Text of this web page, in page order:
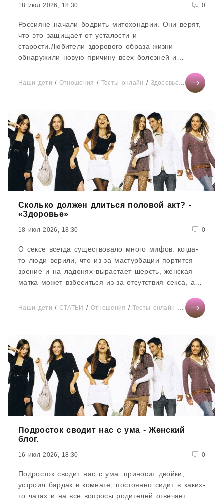
18 июл 2026, 18:30 0
Россияне начали бодрить митохондрии. Они верят,
что это защищает от усталости и
старости.Любители здорового образа жизни
обнаружили новую причину всех болезней и
Уставшие...
Наши дети / Отношения / Тесты онлайн / Здоровье/Мода/
Сколько должен длиться половой акт? -
«Здоровье»
18 июл 2026, 18:30 0
О сексе всегда существовало много мифов: когда-
то люди верили, что из-за мастурбации портится
зрение и на ладонях вырастает шерсть, женская
матка может взбеситься из-за отсутствия секса, а
Наши дети / СТАТЬИ / Отношения / Тесты онлайн Диеты/
Подросток сводит нас с ума - Женский
блог.
16 июл 2026, 18:30 0
Подросток сводит нас с ума: приносит двойки,
устроил бардак в комнате, постоянно сидит в каких-
то чатах и на все вопросы родителей отвечает: